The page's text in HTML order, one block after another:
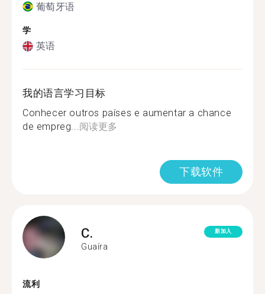
葡萄牙语
学
英语
我的语言学习目标
Conhecer outros países e aumentar a chance
de empreg...阅读更多
下载软件
C.
Guaíra
新加入
流利